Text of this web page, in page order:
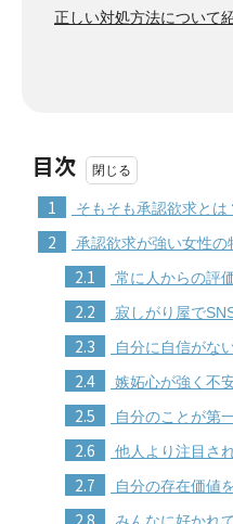
正しい対処方法について
目次
1 そもそも承認欲求とは
2 承認欲求が強い女性の
2.1 常に人からの評
2.2 寂しがり屋で
2.3 自分に自信がな
2.4 嫉妬心が強く不
2.5 自分のことが第
2.6 他人より注目さ
2.7 自分の存在価値
2.8 みんなに好かれ